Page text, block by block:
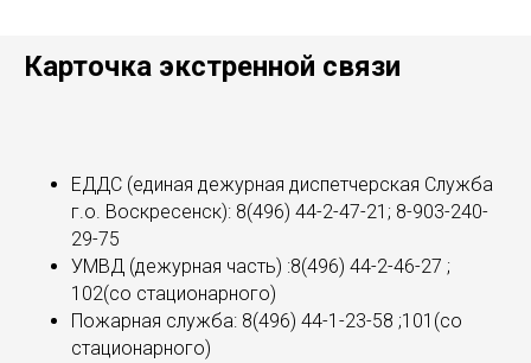
Карточка экстренной связи
ЕДДС (единая дежурная диспетчерская Служба
г.о. Воскресенск): 8(496) 44-2-47-21; 8-903-240-
29-75
УМВД (дежурная часть) :8(496) 44-2-46-27 ;
102(со стационарного)
Пожарная служба: 8(496) 44-1-23-58 ;101(со
стационарного)